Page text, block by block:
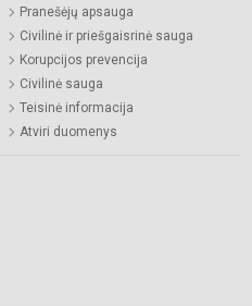
Pranešėjų apsauga
Civilinė ir priešgaisrinė sauga
Korupcijos prevencija
Civilinė sauga
Teisinė informacija
Atviri duomenys